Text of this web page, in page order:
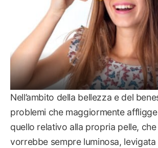
Nell’ambito della bellezza e del
problemi che maggiormente
quello relativo alla propria pelle,
vorrebbe sempre luminosa, levigata